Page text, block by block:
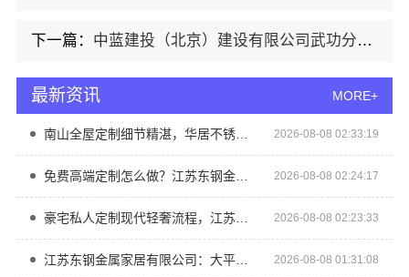
下一篇： 中蓝建投（北京）建设有限公司武功分公司，杨凌全包装修十大品牌之一
最新资讯 MORE+
南山全屋定制细节精湛，华居不锈钢打造品质生活 2026-08-08 02:33:19
免费高端定制怎么做？江苏东钢金属家居专业设计服务 2026-08-08 02:24:17
豪宅私人定制现代轻奢流程，江苏东钢金属家居一站式托管 2026-08-08 02:23:33
江苏东钢金属家居有限公司：大平层私人定制极简踢脚线评测 2026-08-08 01:31:08